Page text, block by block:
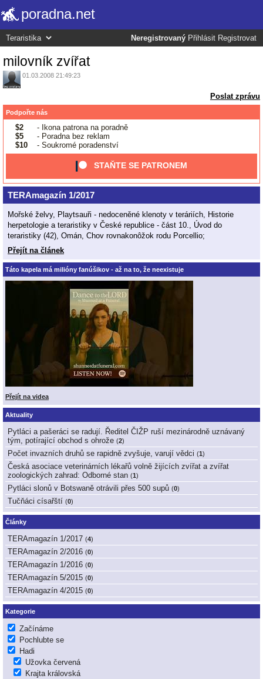
poradna.net
Neregistrovaný Přihlásit Registrovat
milovník zvířat
01.03.2008 21:49:23
Poslat zprávu
Podpořte nás
$2
- Ikona patrona na poradně
$5
- Poradna bez reklam
$10
- Soukromé poradenství
STAŇTE SE PATRONEM
TERAmagazín 1/2017
Mořské želvy, Playtsauři - nedoceněné klenoty v teráriích, Historie
herpetologie a teraristiky v České republice - část 10., Úvod do
teraristiky (42), Omán, Chov rovnakonôžok rodu Porcellio;
Přejít na článek
Táto kapela má milióny fanúšikov - až na to, že neexistuje
Přejít na videa
Aktuality
Pytláci a pašeráci se radují. Ředitel ČIŽP ruší mezinárodně uznávaný
tým, potírající obchod s ohrože (2)
Počet invazních druhů se rapidně zvyšuje, varují vědci (1)
Česká asociace veterinárních lékařů volně žijících zvířat a zvířat
zoologických zahrad: Odborné stan (1)
Pytláci slonů v Botswaně otrávili přes 500 supů (0)
Tučňáci císařští (0)
Články
TERAmagazín 1/2017 (4)
TERAmagazín 2/2016 (0)
TERAmagazín 1/2016 (0)
TERAmagazín 5/2015 (0)
TERAmagazín 4/2015 (0)
Kategorie
Začínáme
Pochlubte se
Hadi
Užovka červená
Krajta královská